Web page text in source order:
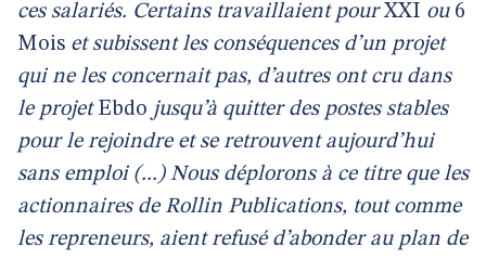
ces salariés. Certains travaillaient pourXXI ou 6
Mois et subissent les conséquences d’un projet
qui ne les concernait pas, d’autres ont cru dans
le projet Ebdo jusqu’à quitter des postes stables
pour le rejoindre et se retrouvent aujourd’hui
sans emploi (...) Nous déplorons à ce titre que les
actionnaires de Rollin Publications, tout comme
les repreneurs, aient refusé d’abonder au plan de